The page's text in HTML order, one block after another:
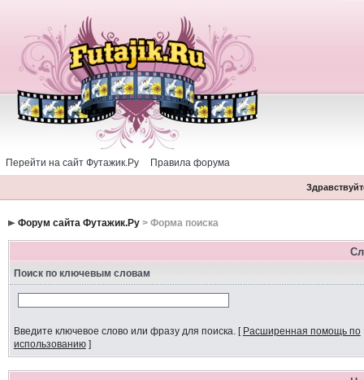
Перейти на сайт Футажик.Ру Правила форума
Форум сайта Футажик.Ру> Форма поиска
Поиск по ключевым словам
Введите ключевое слово или фразу для поиска.[ Расширенная помощь по
использованию]